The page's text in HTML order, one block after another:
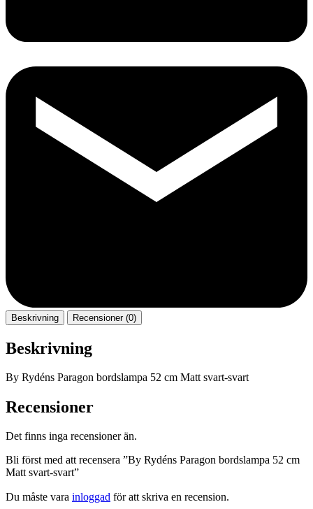
Beskrivning Recensioner (0)
Beskrivning
By Rydéns Paragon bordslampa 52 cm Matt svart-svart
Recensioner
Det finns inga recensioner än.
Bli först med att recensera ”By Rydéns Paragon bordslampa 52 cm
Matt svart-svart”
Du måste vara inloggad för att skriva en recension.